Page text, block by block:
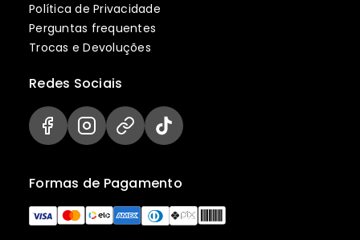
Política de Privacidade
Perguntas frequentes
Trocas e Devoluções
Formas de Pagamento
Redes Sociais